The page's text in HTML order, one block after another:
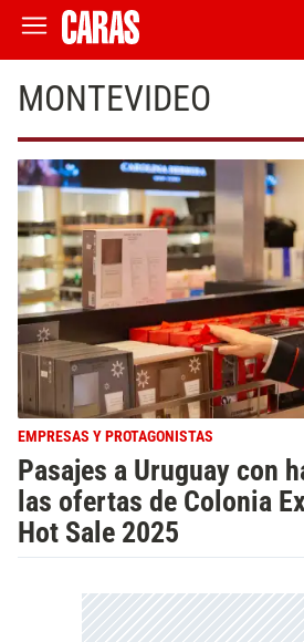
MONTEVIDEO
EMPRESAS Y PROTAGONISTAS
Pasajes a Uruguay con
las ofertas de Colonia
Hot Sale 2025